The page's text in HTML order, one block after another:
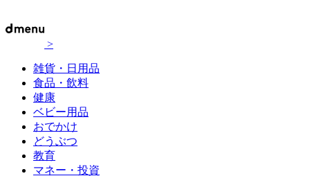
>
雑貨・日用品
食品・飲料
健康
ベビー用品
おでかけ
どうぶつ
教育
マネー・投資